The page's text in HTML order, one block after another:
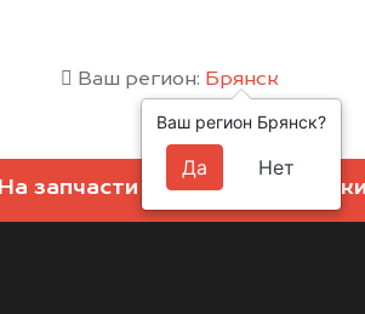
Ваш регион: Брянск
На запчасти
Ваш регион Брянск?
Да Нет